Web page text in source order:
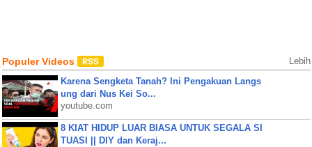
Populer Videos Lebih
Karena Sengketa Tanah? Ini Pengakuan Langs
ung dari Nus Kei So...
youtube.com
8 KIAT HIDUP LUAR BIASA UNTUK SEGALA SI
TUASI || DIY dan Keraj...